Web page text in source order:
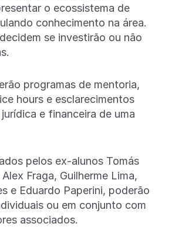
o ecossistema de
conhecimento na área.
se investirão ou não
programas de mentoria,
hours e esclarecimentos
e financeira de uma
pelos ex-alunos Tomás
Fraga, Guilherme Lima,
e Eduardo Paperini, poderão
ou em conjunto com
associados.